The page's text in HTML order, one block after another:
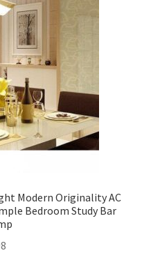
Modern Originality AC
Bedroom Study Bar